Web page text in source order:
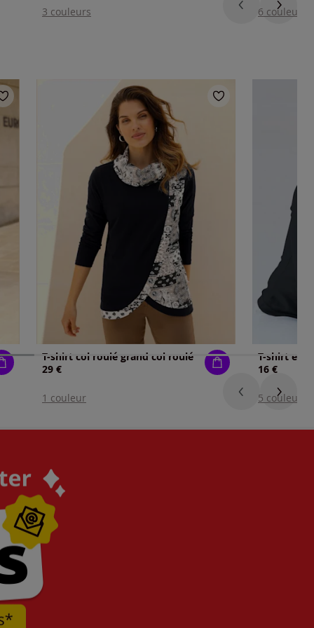
3 couleurs 6 couleurs
T-shirt col roulé grand col roulé
29 €
1 couleur
16 €
5 couleurs